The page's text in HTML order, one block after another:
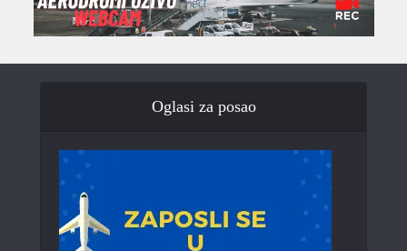
Oglasi za posao